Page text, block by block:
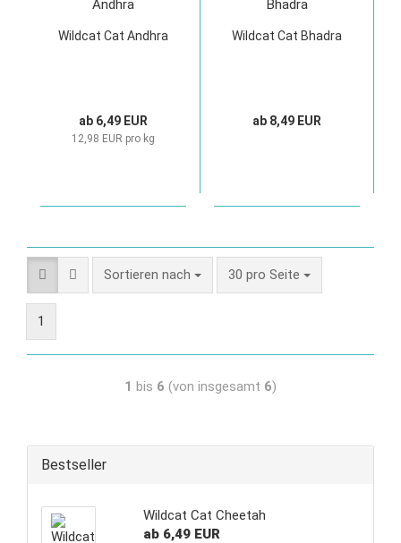
Wildcat Cat Andhra
ab 6,49 EUR
12,98 EUR pro kg
Wildcat Cat Bhadra
ab 8,49 EUR
Sortieren nach 30 pro Seite
1
1 bis 6 (von insgesamt 6)
Bestseller
Wildcat Cat Cheetah
ab 6,49 EUR